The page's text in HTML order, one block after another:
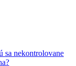
sa nekontrolovane